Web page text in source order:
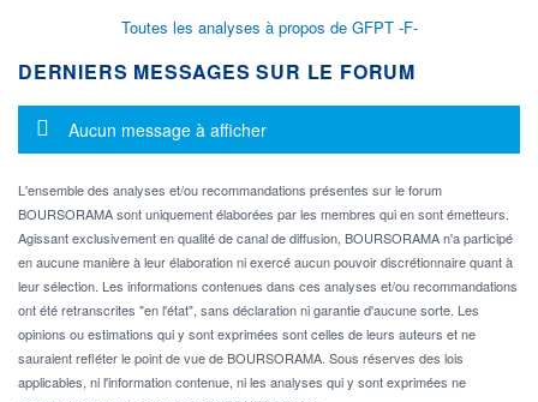
Toutes les analyses à propos de GFPT -F-
DERNIERS MESSAGES SUR LE FORUM
Message d'information
Aucun message à afficher
L'ensemble des analyses et/ou recommandations présentes sur le forum
BOURSORAMA sont uniquement élaborées par les membres qui en sont émetteurs.
Agissant exclusivement en qualité de canal de diffusion, BOURSORAMA n'a participé
en aucune manière à leur élaboration ni exercé aucun pouvoir discrétionnaire quant à
leur sélection. Les informations contenues dans ces analyses et/ou recommandations
ont été retranscrites "en l'état", sans déclaration ni garantie d'aucune sorte. Les
opinions ou estimations qui y sont exprimées sont celles de leurs auteurs et ne
sauraient refléter le point de vue de BOURSORAMA. Sous réserves des lois
applicables, ni l'information contenue, ni les analyses qui y sont exprimées ne